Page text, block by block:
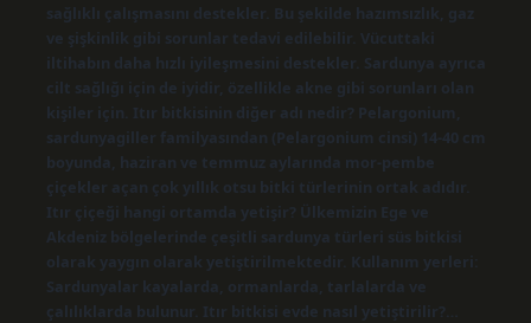
sağlıklı çalışmasını destekler. Bu şekilde hazımsızlık, gaz
ve şişkinlik gibi sorunlar tedavi edilebilir. Vücuttaki
iltihabın daha hızlı iyileşmesini destekler. Sardunya ayrıca
cilt sağlığı için de iyidir, özellikle akne gibi sorunları olan
kişiler için. Itır bitkisinin diğer adı nedir? Pelargonium,
sardunyagiller familyasından (Pelargonium cinsi) 14-40 cm
boyunda, haziran ve temmuz aylarında mor-pembe
çiçekler açan çok yıllık otsu bitki türlerinin ortak adıdır.
Itır çiçeği hangi ortamda yetişir? Ülkemizin Ege ve
Akdeniz bölgelerinde çeşitli sardunya türleri süs bitkisi
olarak yaygın olarak yetiştirilmektedir. Kullanım yerleri:
Sardunyalar kayalarda, ormanlarda, tarlalarda ve
çalılıklarda bulunur. Itır bitkisi evde nasıl yetiştirilir?…